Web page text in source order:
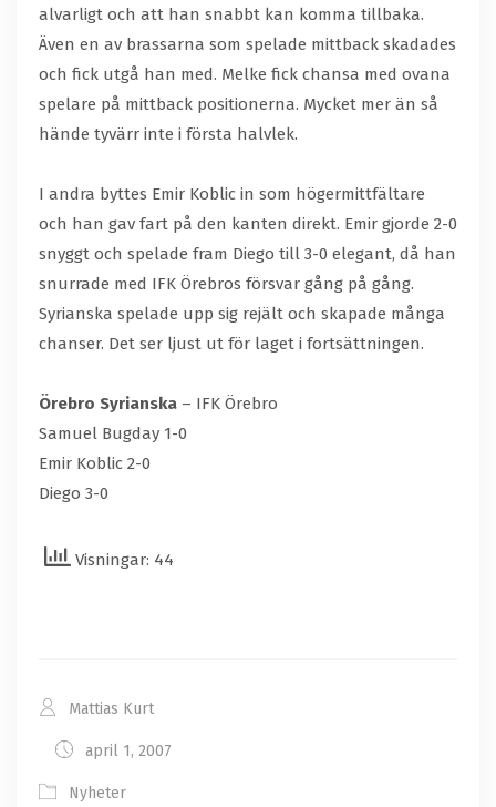
alvarligt och att han snabbt kan komma tillbaka.
Även en av brassarna som spelade mittback skadades
och fick utgå han med. Melke fick chansa med ovana
spelare på mittback positionerna. Mycket mer än så
hände tyvärr inte i första halvlek.
I andra byttes Emir Koblic in som högermittfältare
och han gav fart på den kanten direkt. Emir gjorde 2-0
snyggt och spelade fram Diego till 3-0 elegant, då han
snurrade med IFK Örebros försvar gång på gång.
Syrianska spelade upp sig rejält och skapade många
chanser. Det ser ljust ut för laget i fortsättningen.
Örebro Syrianska – IFK Örebro
Samuel Bugday 1-0
Emir Koblic 2-0
Diego 3-0
Visningar: 44
Mattias Kurt
april 1, 2007
Nyheter